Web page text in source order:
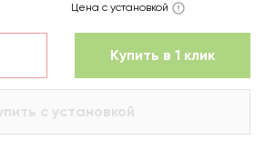
Цена с установкой
Купить в 1 клик
с установкой